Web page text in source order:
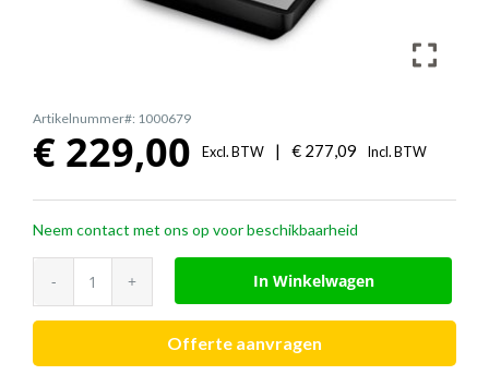
Artikelnummer#: 1000679
€ 229,00 Excl. BTW | € 277,09 Incl. BTW
Neem contact met ons op voor beschikbaarheid
IMPACT
5
In Winkelwagen
Offerte aanvragen